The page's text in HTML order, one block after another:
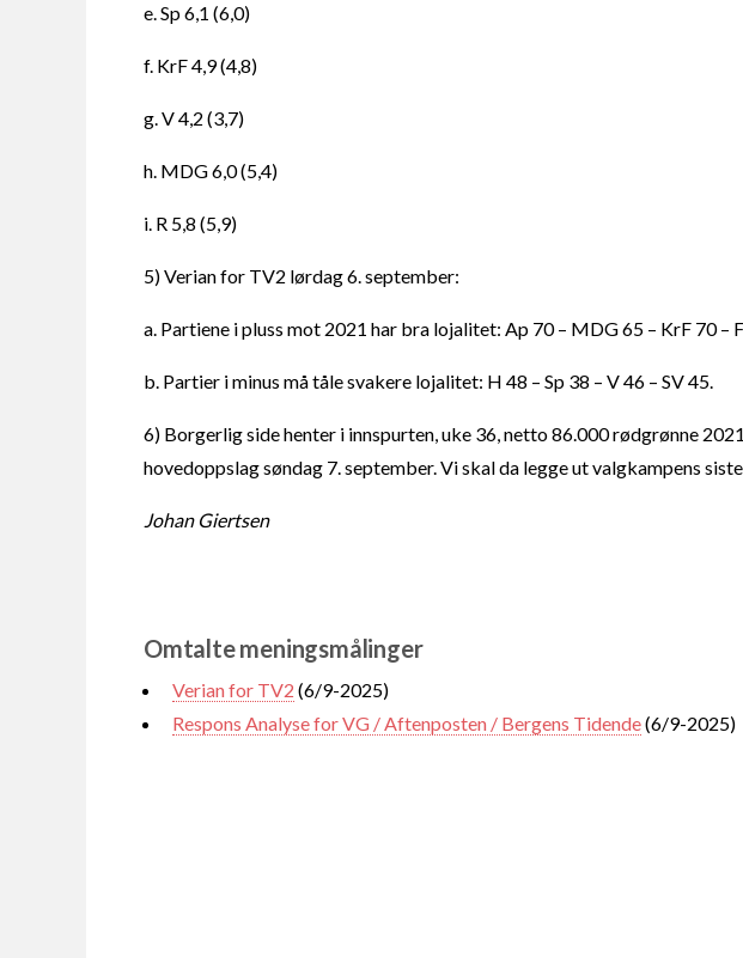
e. Sp 6,1 (6,0)
f. KrF 4,9 (4,8)
g. V 4,2 (3,7)
h. MDG 6,0 (5,4)
i. R 5,8 (5,9)
5) Verian for TV2 lørdag 6. september:
a. Partiene i pluss mot 2021 har bra lojalitet: Ap 70 – MDG 65 – KrF 70 –
b. Partier i minus må tåle svakere lojalitet: H 48 – Sp 38 – V 46 – SV 45.
6) Borgerlig side henter i innspurten, uke 36, netto 86.000 rødgrønne
hovedoppslag søndag 7. september. Vi skal da legge ut valgkampens
Johan Giertsen
Omtalte meningsmålinger
Verian for TV2 (6/9-2025)
Respons Analyse for VG / Aftenposten / Bergens Tidende(6/9-2025)